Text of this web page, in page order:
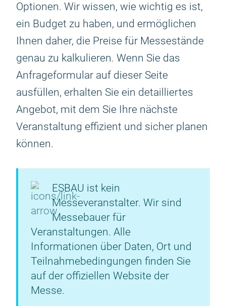
Optionen. Wir wissen, wie wichtig es ist,
ein Budget zu haben, und ermöglichen
Ihnen daher, die Preise für Messestände
genau zu kalkulieren. Wenn Sie das
Anfrageformular auf dieser Seite
ausfüllen, erhalten Sie ein detailliertes
Angebot, mit dem Sie Ihre nächste
Veranstaltung effizient und sicher planen
können.
ESBAU ist kein
Messeveranstalter. Wir sind
Messebauer für
Veranstaltungen. Alle
Informationen über Daten, Ort und
Teilnahmebedingungen finden Sie
auf der offiziellen Website der
Messe.